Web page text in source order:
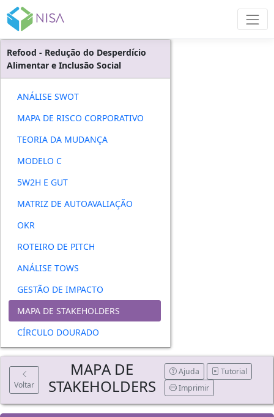
Refood - Redução do Desperdício
Alimentar e Inclusão Social
ANÁLISE SWOT
MAPA DE RISCO CORPORATIVO
TEORIA DA MUDANÇA
MODELO C
5W2H E GUT
MATRIZ DE AUTOAVALIAÇÃO
OKR
ROTEIRO DE PITCH
ANÁLISE TOWS
GESTÃO DE IMPACTO
MAPA DE STAKEHOLDERS
CÍRCULO DOURADO
Voltar
MAPA DE
STAKEHOLDERS
Ajuda
Tutorial
Imprimir